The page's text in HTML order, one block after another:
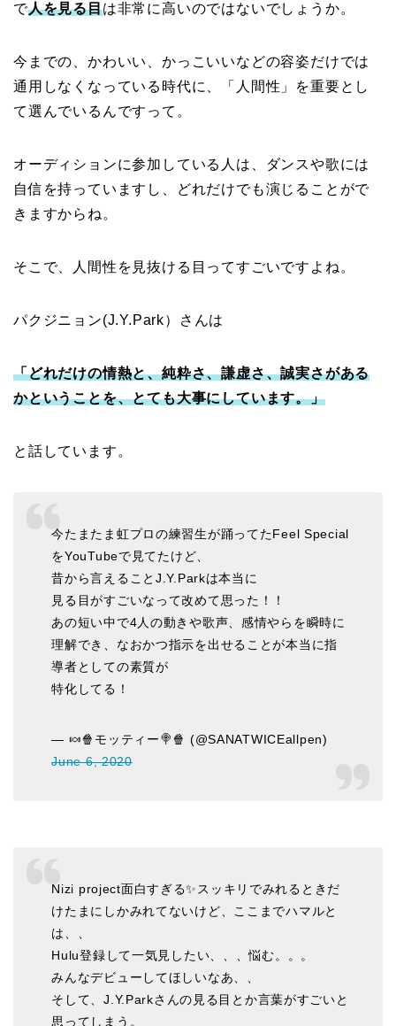
で人を見る目は非常に高いのではないでしょうか。
今までの、かわいい、かっこいいなどの容姿だけでは
通用しなくなっている時代に、「人間性」を重要とし
て選んでいるんですって。
オーディションに参加している人は、ダンスや歌には
自信を持っていますし、どれだけでも演じることがで
きますからね。
そこで、人間性を見抜ける目ってすごいですよね。
パクジニョン(J.Y.Park）さんは
「どれだけの情熱と、純粋さ、謙虚さ、誠実さがある
かということを、とても大事にしています。」
と話しています。
今たまたま虹プロの練習生が踊ってたFeel Special
をYouTubeで見てたけど、
昔から言えることJ.Y.Parkは本当に
見る目がすごいなって改めて思った！！
あの短い中で4人の動きや歌声、感情やらを瞬時に
理解でき、なおかつ指示を出せることが本当に指
導者としての素質が
特化してる！
— 🍬🍿モッティー🍭🍿 (@SANATWICEallpen)
June 6, 2020
Nizi project面白すぎる✨スッキリでみれるときだ
けたまにしかみれてないけど、ここまでハマルと
は、、
Hulu登録して一気見したい、、、悩む。。。
みんなデビューしてほしいなあ、、
そして、J.Y.Parkさんの見る目とか言葉がすごいと
思ってしまう。